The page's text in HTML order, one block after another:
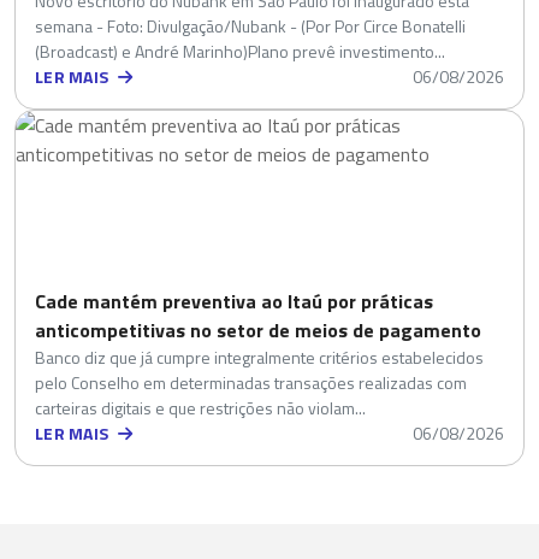
semana - Foto: Divulgação/Nubank - (Por Por Circe Bonatelli
(Broadcast) e André Marinho)Plano prevê investimento...
LER MAIS
06/08/2026
Cade mantém preventiva ao Itaú por práticas
anticompetitivas no setor de meios de pagamento
Banco diz que já cumpre integralmente critérios estabelecidos
pelo Conselho em determinadas transações realizadas com
carteiras digitais e que restrições não violam...
LER MAIS
06/08/2026